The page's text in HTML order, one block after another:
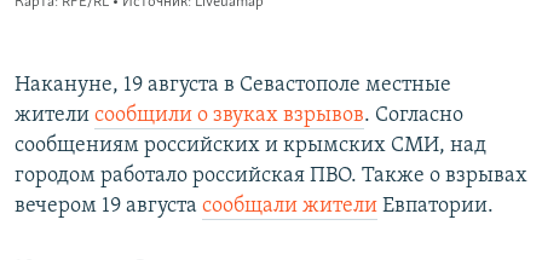
Накануне, 19 августа в Севастополе местные
жители сообщили о звуках взрывов. Согласно
сообщениям российских и крымских СМИ, над
городом работало российская ПВО. Также о взрывах
вечером 19 августа сообщали жители Евпатории.